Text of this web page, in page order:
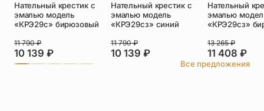
Нательный крестик с
эмалью модель
«КРЭ29с» бирюзовый
10 139 ₽
11 790₽
Нательный крестик с
эмалью модель
«КРЭ29сз» синий
10 139 ₽
11 790₽
Нательный
эмалью
«КРЭ29сз»
11 408 ₽
13 265₽
Все предложения